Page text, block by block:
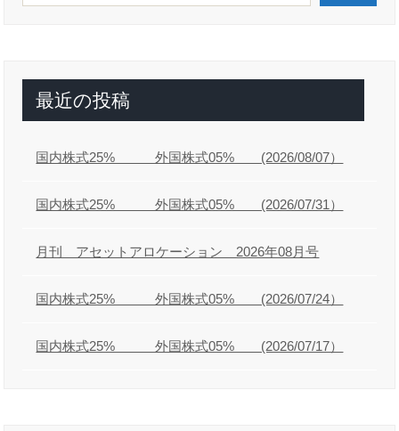
シ
最近の投稿
国内株式25% 外国株式05% (2026/08/07）
国内株式25% 外国株式05% (2026/07/31）
月刊 アセットアロケーション 2026年08月号
国内株式25% 外国株式05% (2026/07/24）
国内株式25% 外国株式05% (2026/07/17）